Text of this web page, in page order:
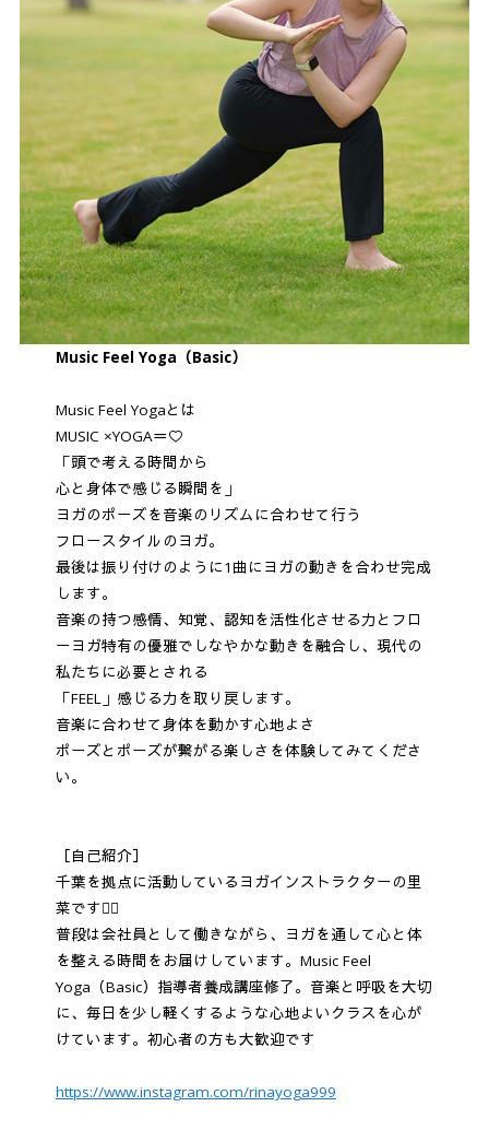
Music Feel Yoga（Basic）
Music Feel Yogaとは
MUSIC ×YOGA＝♡
「頭で考える時間から
心と身体で感じる瞬間を」
ヨガのポーズを音楽のリズムに合わせて行う
フロースタイルのヨガ。
最後は振り付けのように1曲にヨガの動きを合わせ完成
します。
音楽の持つ感情、知覚、認知を活性化させる力とフロ
ーヨガ特有の優雅でしなやかな動きを融合し、現代の
私たちに必要とされる
「FEEL」感じる力を取り戻します。
音楽に合わせて身体を動かす心地よさ
ポーズとポーズが繋がる楽しさを体験してみてくださ
い。
［自己紹介］
千葉を拠点に活動しているヨガインストラクターの里
菜です🧘‍♀️
普段は会社員として働きながら、ヨガを通して心と体
を整える時間をお届けしています。Music Feel
Yoga（Basic）指導者養成講座修了。音楽と呼吸を大切
に、毎日を少し軽くするような心地よいクラスを心が
けています。初心者の方も大歓迎です
https://www.instagram.com/rinayoga999